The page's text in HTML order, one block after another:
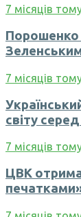
7 місяців
Порошенко
7 місяців
світу
7 місяців
ЦВК